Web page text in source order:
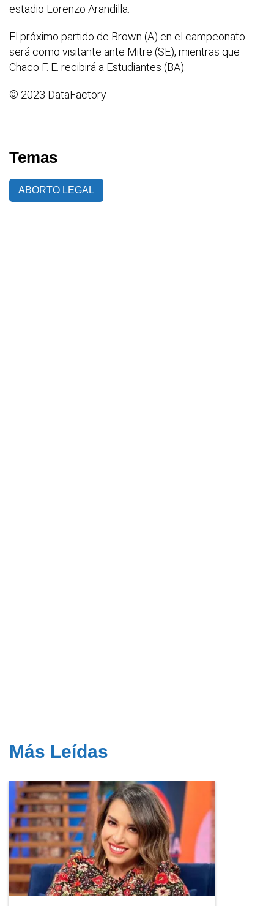
estadio Lorenzo Arandilla.
El próximo partido de Brown (A) en el campeonato
será como visitante ante Mitre (SE), mientras que
Chaco F. E. recibirá a Estudiantes (BA).
© 2023 DataFactory
Temas
ABORTO LEGAL
Más Leídas